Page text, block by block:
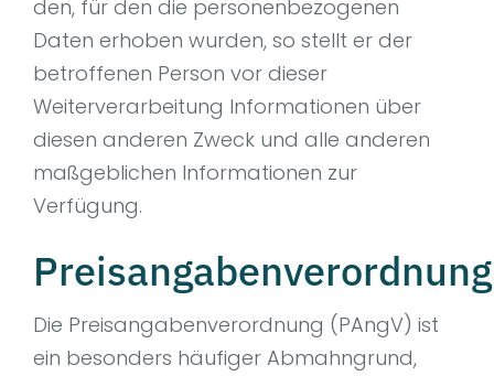
den, für den die personenbezogenen
Daten erhoben wurden, so stellt er der
betroffenen Person vor dieser
Weiterverarbeitung Informationen über
diesen anderen Zweck und alle anderen
maßgeblichen Informationen zur
Verfügung.
Preisangabenverordnung
Die Preisangabenverordnung (PAngV) ist
ein besonders häufiger Abmahngrund,